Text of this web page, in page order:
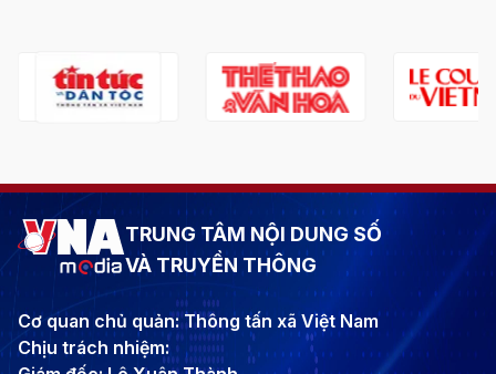
TRUNG TÂM NỘI DUNG SỐ
VÀ TRUYỀN THÔNG
Cơ quan chủ quản: Thông tấn xã Việt Nam
Chịu trách nhiệm: